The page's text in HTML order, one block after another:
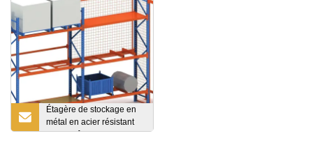
d'OEM et d'ODM avec le
prix concurrentiel
Étagère de stockage en
métal en acier résistant
d'entrepôt empilant le